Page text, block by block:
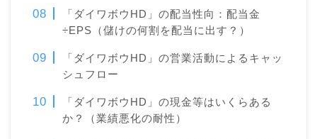
「ダイワボウHD」の配当性向：配当金
÷EPS（儲けの何割を配当に出す？）
「ダイワボウHD」の営業活動によるキャッ
シュフロー
「ダイワボウHD」の現金等はいくらある
か？（業績悪化の耐性）